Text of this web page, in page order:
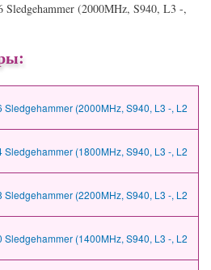
(2000MHz, S940, L3 -,
(2000MHz, S940, L3 -, L2
(1800MHz, S940, L3 -, L2
(2200MHz, S940, L3 -, L2
(1400MHz, S940, L3 -, L2